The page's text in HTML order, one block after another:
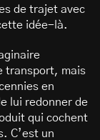
de trajet avec
idée-là.
transport, mais
en
lui redonner de
qui cochent
C’est un